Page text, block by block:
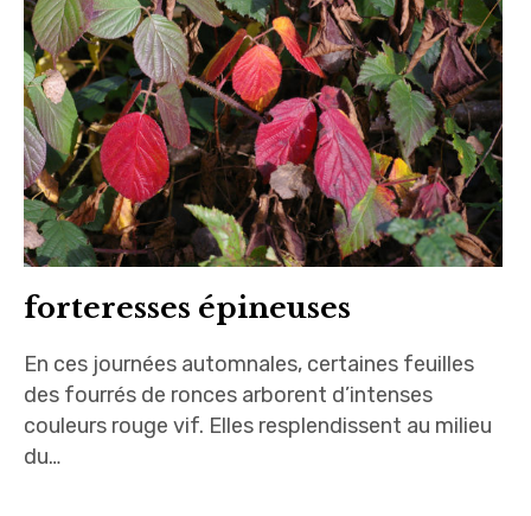
forteresses épineuses
En ces journées automnales, certaines feuilles
des fourrés de ronces arborent d’intenses
couleurs rouge vif. Elles resplendissent au milieu
du…